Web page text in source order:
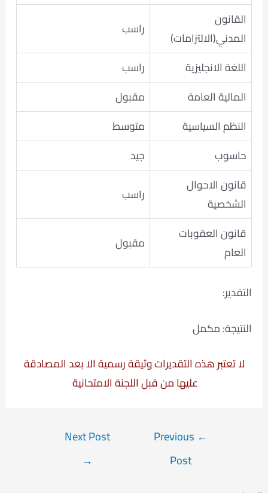
القانون
المدني(الالتزامات)
راسب
اللغة الانجليزية
راسب
المالية العامة
مقبول
النظم السياسية
متوسط
حاسوب
جيد
قانون الاحوال
الشخصية
راسب
قانون العقوبات
العام
مقبول
التقدير:
النتيجة: مكمل
لا تعتبر هذه التقديرات وثيقة رسمية الا بعد المصادقة
عليها من قبل اللجنة الامتحانية
←
Previous
Post
Next Post
→